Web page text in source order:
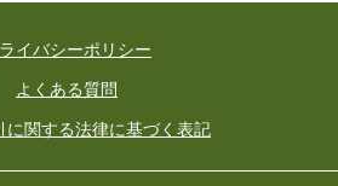
イバシーポリシー
よくある質問
に関する法律に基づく表記